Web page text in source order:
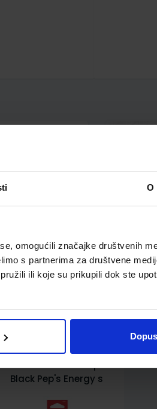
O
omogućili značajke društvenih
s partnerima za društvene
ili koje su prikupili dok ste
Grafitna olovka Maped
Black Pep's Energy s